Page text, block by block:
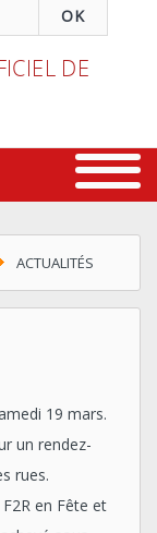
OK
DE
ACTUALITÉS
19 mars.
un rendez-
rues.
en Fête et